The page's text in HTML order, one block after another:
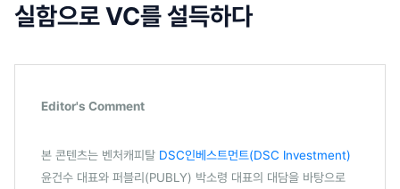
실함으로 VC를 설득하다
Editor's Comment
본 콘텐츠는 벤처캐피탈 DSC인베스트먼트(DSC Investment)
윤건수 대표와 퍼블리(PUBLY) 박소령 대표의 대담을 바탕으로